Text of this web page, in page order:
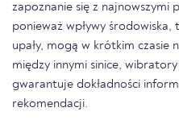
zapoznanie się z najnowszymi
ponieważ wpływy środowiska,
upały, mogą w krótkim czasie
między innymi sinice,
gwarantuje dokładności
rekomendacji.